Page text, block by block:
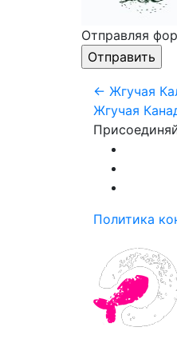
Отправляя
← Жгучая
Жгучая
Политика